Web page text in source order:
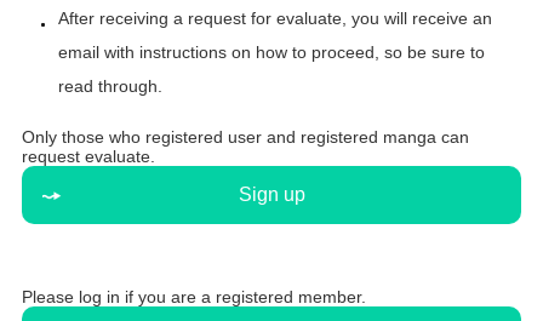
After receiving a request for evaluate, you will receive an
email with instructions on how to proceed, so be sure to
read through.
Only those who registered user and registered manga can
request evaluate.
Sign up
Please log in if you are a registered member.